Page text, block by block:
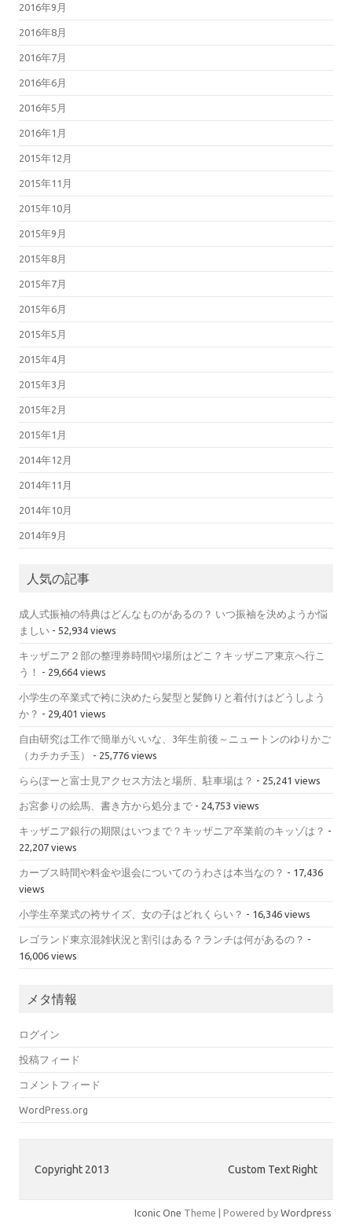
2016年9月
2016年8月
2016年7月
2016年6月
2016年5月
2016年1月
2015年12月
2015年11月
2015年10月
2015年9月
2015年8月
2015年7月
2015年6月
2015年5月
2015年4月
2015年3月
2015年2月
2015年1月
2014年12月
2014年11月
2014年10月
2014年9月
人気の記事
成人式振袖の特典はどんなものがあるの？ いつ振袖を決めようか悩
ましい - 52,934 views
キッザニア２部の整理券時間や場所はどこ？キッザニア東京へ行こ
う！
- 29,664 views
小学生の卒業式で袴に決めたら髪型と髪飾りと着付けはどうしよう
か？ - 29,401 views
自由研究は工作で簡単がいいな、3年生前後～ニュートンのゆりかご
（カチカチ玉）
- 25,776 views
ららぽーと富士見アクセス方法と場所、駐車場は？ - 25,241 views
お宮参りの絵馬、書き方から処分まで - 24,753 views
キッザニア銀行の期限はいつまで？キッザニア卒業前のキッゾは？ -
22,207 views
カーブス時間や料金や退会についてのうわさは本当なの？ - 17,436
views
小学生卒業式の袴サイズ、女の子はどれくらい？ - 16,346 views
レゴランド東京混雑状況と割引はある？ランチは何があるの？ -
16,006 views
メタ情報
ログイン
投稿フィード
コメントフィード
WordPress.org
Copyright 2013 Custom Text Right
Iconic One Theme | Powered by Wordpress